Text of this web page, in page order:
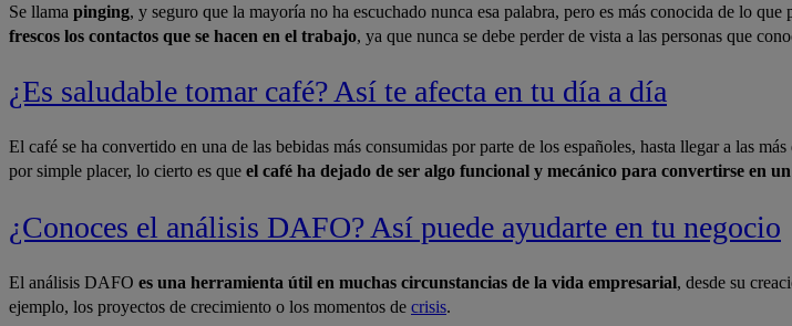
​Se llama pinging, y seguro que la mayoría no ha escuchado nunca esa palabra, pero es más conocida de lo
frescos los contactos que se hacen en el trabajo, ya que nunca se debe perder de vista a las personas que
¿Es saludable tomar café? Así te afecta en tu día a día
El café se ha convertido en una de las bebidas más consumidas por parte de los españoles, hasta llegar a las
por simple placer, lo cierto es que el café ha dejado de ser algo funcional y mecánico para convertirse en
¿Conoces el análisis DAFO? Así puede ayudarte en tu negocio
​El análisis DAFO es una herramienta útil en muchas circunstancias de la vida empresarial, desde su
ejemplo, los proyectos de crecimiento o los momentos de crisis.